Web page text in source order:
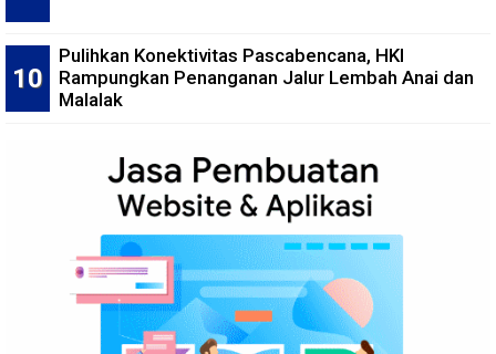
Pulihkan Konektivitas Pascabencana, HKI
Rampungkan Penanganan Jalur Lembah Anai dan
Malalak